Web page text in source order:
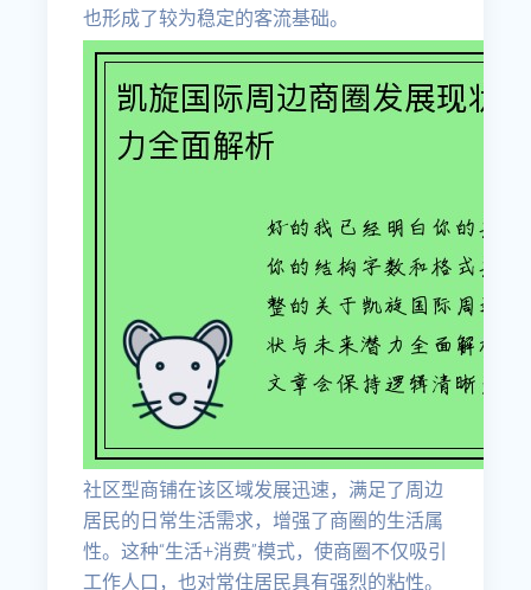
也形成了较为稳定的客流基础。
社区型商铺在该区域发展迅速，满足了周边
居民的日常生活需求，增强了商圈的生活属
性。这种“生活+消费”模式，使商圈不仅吸引
工作人口，也对常住居民具有强烈的粘性。